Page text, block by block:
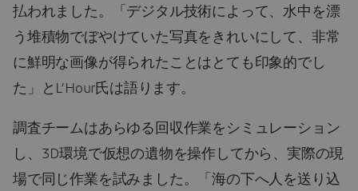
払われました。「デジタル技術によって、水中を漂
う堆積物でぼやけていた写真をきれいにして、非常
に鮮明な画像が得られたことはとても印象的でし
た」とL’Hour氏は語ります。
調査チームはあらゆる回収作業をシミュレーション
し、3D環境で仮想の遺物を操作してから、実際の現
場で同じ作業を試みました。「海の下へ人を送り込